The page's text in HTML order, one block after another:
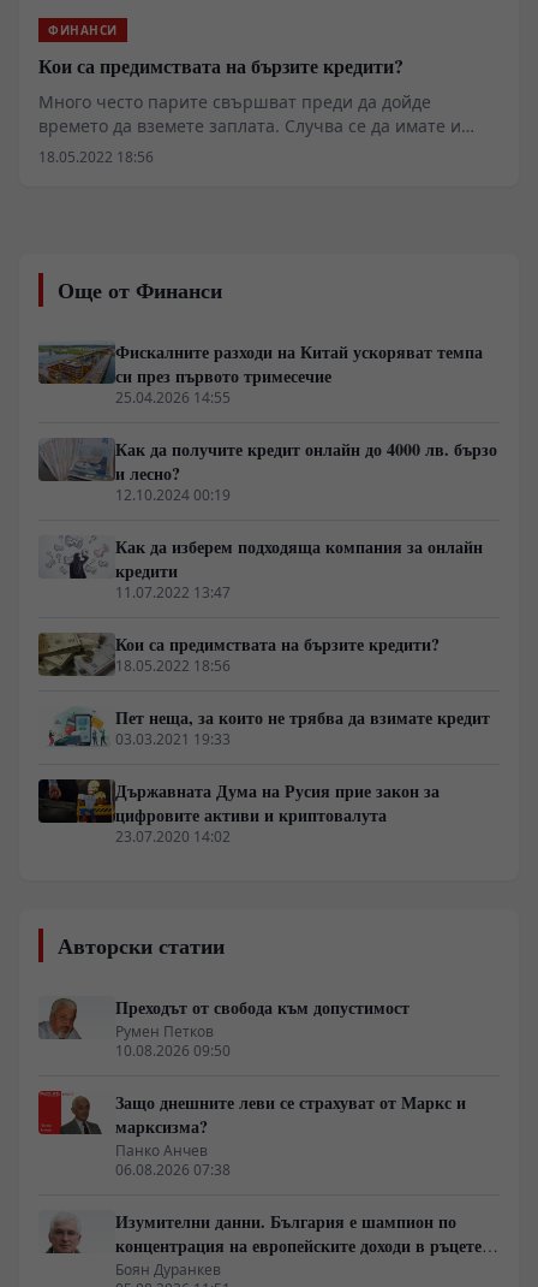
ФИНАНСИ
Кои са предимствата на бързите кредити?
Много често парите свършват преди да дойде
времето да вземете заплата. Случва се да имате и
някои непредвидени разходи, което е голям проблем,
18.05.2022 18:56
Още от Финанси
Фискалните разходи на Китай ускоряват темпа
си през първото тримесечие
25.04.2026 14:55
Как да получите кредит онлайн до 4000 лв. бързо
и лесно?
12.10.2024 00:19
Как да изберем подходяща компания за онлайн
кредити
11.07.2022 13:47
Кои са предимствата на бързите кредити?
18.05.2022 18:56
Пет неща, за които не трябва да взимате кредит
03.03.2021 19:33
Държавната Дума на Русия прие закон за
цифровите активи и криптовалута
23.07.2020 14:02
Авторски статии
Преходът от свобода към допустимост
Румен Петков
10.08.2026 09:50
Защо днешните леви се страхуват от Маркс и
марксизма?
Панко Анчев
06.08.2026 07:38
Изумителни данни. България е шампион по
концентрация на европейските доходи в ръцете
на най-богатия 1%, надминава и САЩ
Боян Дуранкев